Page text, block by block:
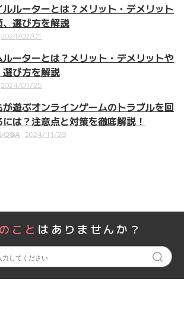
ルルーターとは？メリット・デメリット
、選び方を解説
2024/02/01
ーターとは？メリット・デメリットや
選び方を解説
2024/01/25
が遊ぶオンラインゲームのトラブルを回
は？注意点と対策を徹底解説！
Q&A 2024/11/28
こと はありませんか？